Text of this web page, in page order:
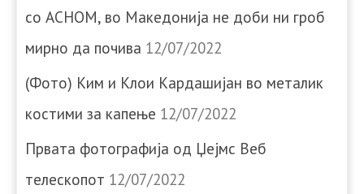
со АСНОМ, во Македонија не доби ни гроб
мирно да почива 12/07/2022
(Фото) Ким и Клои Кардашијан во металик
костими за капење 12/07/2022
Првата фотографија од Џејмс Веб
телескопот 12/07/2022